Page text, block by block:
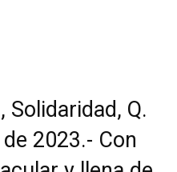
Solidaridad, Q.
2023.- Con